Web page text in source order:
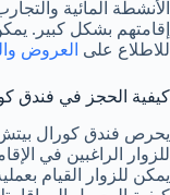
الأنشطة المائية
إقامتهم بشكل كبير.
للاطلاع على العروض
كيفية الحجز في فندق
يحرص فندق كورال
للزوار الراغبين في
يمكن للزوار القيام